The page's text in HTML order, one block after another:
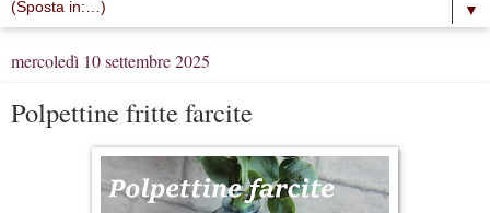
▼
mercoledì 10 settembre 2025
Polpettine fritte farcite